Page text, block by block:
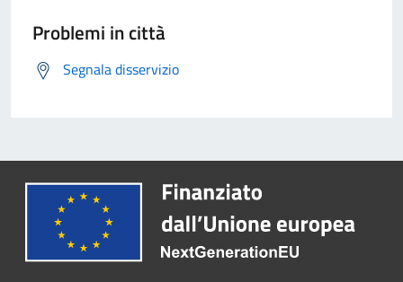
Problemi in città
Segnala disservizio